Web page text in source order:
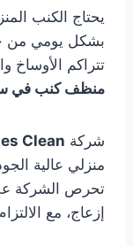
يحتاج الكنب
بشكل يومي من
تتراكم الأوساخ
منظف كنب في
شركة Clean
منزلي عالية
تحرص الشركة
إزعاج، مع